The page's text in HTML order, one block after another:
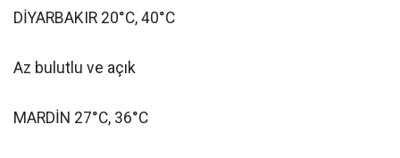
DİYARBAKIR 20°C, 40°C
Az bulutlu ve açık
MARDİN 27°C, 36°C